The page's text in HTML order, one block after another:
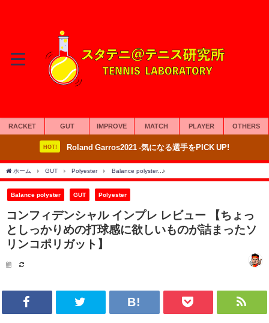
RACKET GUT IMPROVE MATCH PLAYER OTHERS
HOT! Roland Garros2021 -気になる選手をPICK UP!
ホーム GUT Polyester Balance polyster
Balance polyster GUT Polyester
コンフィデンシャル インプレ レビュー 【ちょっ
としっかりめの打球感に欲しいものが詰まったソ
リンコポリガット】